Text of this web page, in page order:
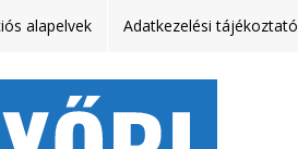
alapelvek Adatkezelési tájékoztató